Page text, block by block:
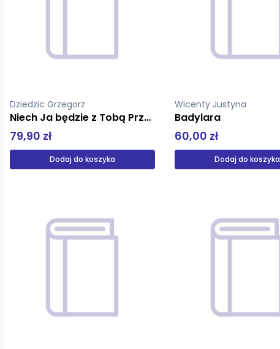
Dziedzic Grzegorz
Niech Ja będzie z Tobą Przewodnik po dojrzałej trzeźwości
79,90 zł
Dodaj do koszyka
Wicenty Justyna
Badylara
60,00 zł
Dodaj do koszyka